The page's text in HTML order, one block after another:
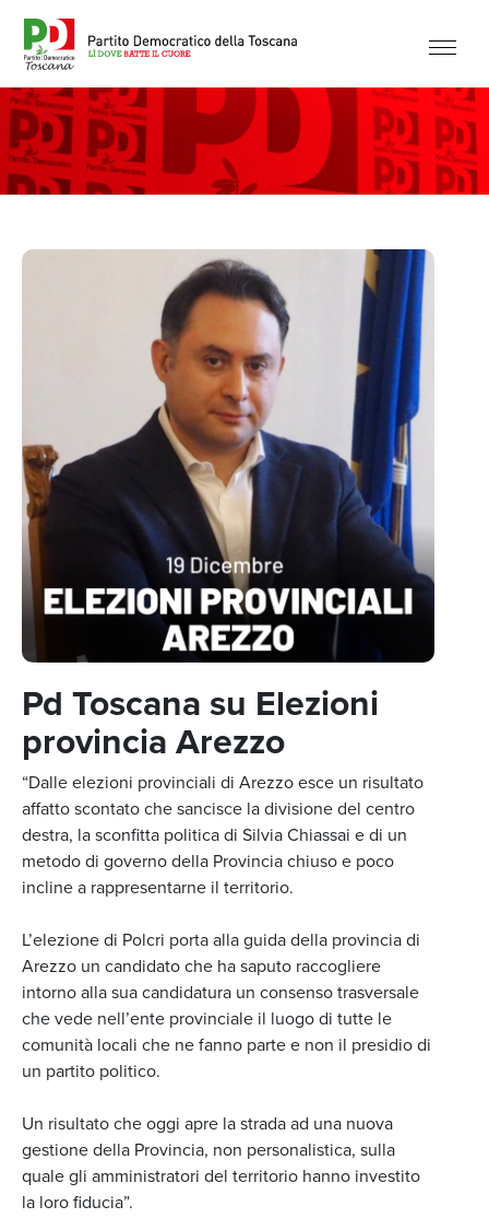
Pd Toscana su Elezioni
provincia Arezzo
“Dalle elezioni provinciali di Arezzo esce un risultato
affatto scontato che sancisce la divisione del centro
destra, la sconfitta politica di Silvia Chiassai e di un
metodo di governo della Provincia chiuso e poco
incline a rappresentarne il territorio.
L’elezione di Polcri porta alla guida della provincia di
Arezzo un candidato che ha saputo raccogliere
intorno alla sua candidatura un consenso trasversale
che vede nell’ente provinciale il luogo di tutte le
comunità locali che ne fanno parte e non il presidio di
un partito politico.
Un risultato che oggi apre la strada ad una nuova
gestione della Provincia, non personalistica, sulla
quale gli amministratori del territorio hanno investito
la loro fiducia”.